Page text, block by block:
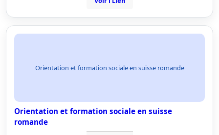
Orientation et formation sociale en suisse romande
Orientation et formation sociale en suisse
romande